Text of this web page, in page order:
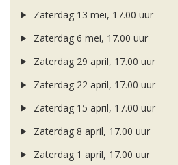
Zaterdag 13 mei, 17.00 uur
Zaterdag 6 mei, 17.00 uur
Zaterdag 29 april, 17.00 uur
Zaterdag 22 april, 17.00 uur
Zaterdag 15 april, 17.00 uur
Zaterdag 8 april, 17.00 uur
Zaterdag 1 april, 17.00 uur